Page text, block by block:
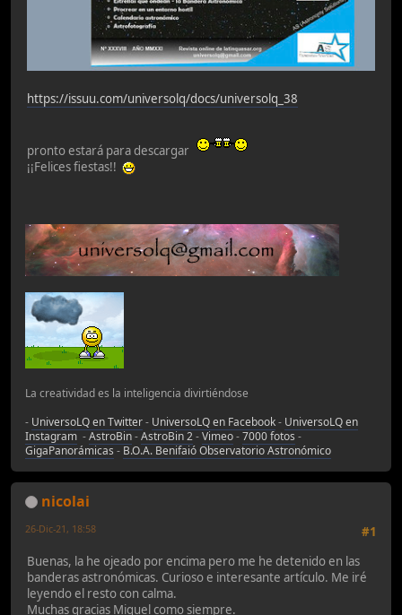
https://issuu.com/universolq/docs/universolq_38
pronto estará para descargar
¡¡Felices fiestas!!
La creatividad es la inteligencia divirtiéndose
- UniversoLQ en Twitter- UniversoLQ en Facebook- UniversoLQ en
Instagram -AstroBin-AstroBin 2-Vimeo-7000 fotos -
GigaPanorámicas - B.O.A. Benifaió Observatorio Astronómico
nicolai
#1
26-Dic-21, 18:58
Buenas, la he ojeado por encima pero me he detenido en las
banderas astronómicas. Curioso e interesante artículo. Me iré
leyendo el resto con calma.
Muchas gracias Miquel como siempre.